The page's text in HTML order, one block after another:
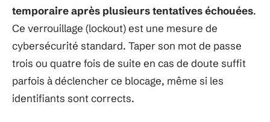
temporaire après plusieurs tentatives échouées.
Ce verrouillage (lockout) est une mesure de
cybersécurité standard. Taper son mot de passe
trois ou quatre fois de suite en cas de doute suffit
parfois à déclencher ce blocage, même si les
identifiants sont corrects.